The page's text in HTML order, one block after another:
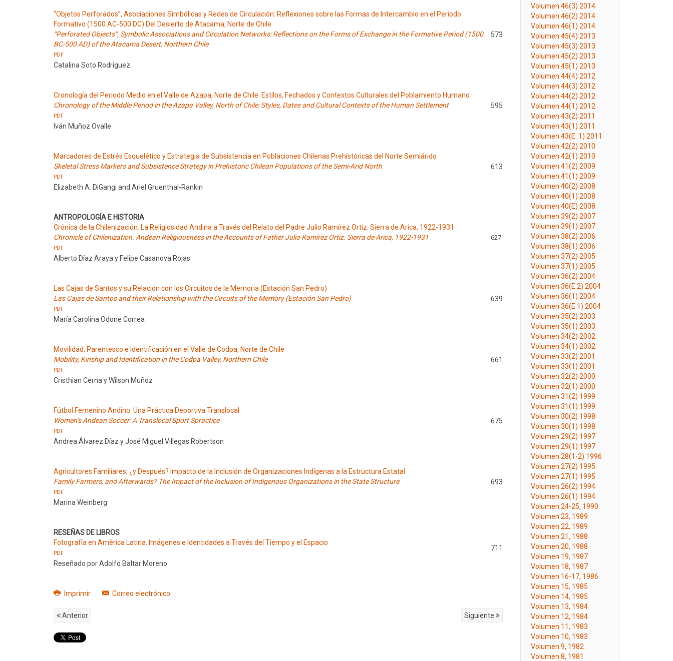
“Objetos Perforados”, Asociaciones Simbólicas y Redes de Circulación: Reflexiones sobre las Formas de Intercambio en el Periodo
Formativo (1500 AC-500 DC) Del Desierto de Atacama, Norte de Chile
“Perforated Objects”, Symbolic Associations and Circulation Networks: Reflections on the Forms of Exchange in the Formative Period (1500
BC-500 AD) of the Atacama Desert, Northern Chile
573
PDF
Catalina Soto Rodríguez
Cronología del Periodo Medio en el Valle de Azapa, Norte de Chile: Estilos, Fechados y Contextos Culturales del Poblamiento Humano
Chronology of the Middle Period in the Azapa Valley, North of Chile: Styles, Dates and Cultural Contexts of the Human Settlement
595
PDF
Iván Muñoz Ovalle
Marcadores de Estrés Esquelético y Estrategia de Subsistencia en Poblaciones Chilenas Prehistóricas del Norte Semiárido
Skeletal Stress Markers and Subsistence Strategy in Prehistoric Chilean Populations of the Semi-Arid North
613
PDF
Elizabeth A. DiGangi and Ariel Gruenthal-Rankin
ANTROPOLOGÍA E HISTORIA
Crónica de la Chilenización. La Religiosidad Andina a Través del Relato del Padre Julio Ramírez Ortiz. Sierra de Arica, 1922-1931
Chronicle of Chilenization. Andean Religiousness in the Accounts of Father Julio Ramírez Ortiz. Sierra de Arica, 1922-1931
627
PDF
Alberto Díaz Araya y Felipe Casanova Rojas
Las Cajas de Santos y su Relación con los Circuitos de la Memoria (Estación San Pedro)
Las Cajas de Santos and their Relationship with the Circuits of the Memory (Estación San Pedro)
639
PDF
María Carolina Odone Correa
Movilidad, Parentesco e Identificación en el Valle de Codpa, Norte de Chile
Mobility, Kinship and Identification in the Codpa Valley, Northern Chile
661
PDF
Cristhian Cerna y Wilson Muñoz
Fútbol Femenino Andino: Una Práctica Deportiva Translocal
Women’s Andean Soccer: A Translocal Sport Spractice
675
PDF
Andrea Álvarez Díaz y José Miguel Villegas Robertson
Agricultores Familiares, ¿y Después? Impacto de la Inclusión de Organizaciones Indígenas a la Estructura Estatal
Family Farmers, and Afterwards? The Impact of the Inclusion of Indigenous Organizations in the State Structure
693
PDF
Marina Weinberg
RESEÑAS DE LIBROS
Fotografía en América Latina. Imágenes e Identidades a Través del Tiempo y el Espacio
711
PDF
Reseñado por Adolfo Baltar Moreno
Imprimir Correo electrónico
Anterior Siguiente
Volumen 46(3) 2014
Volumen 46(2) 2014
Volumen 46(1) 2014
Volumen 45(4) 2013
Volumen 45(3) 2013
Volumen 45(2) 2013
Volumen 45(1) 2013
Volumen 44(4) 2012
Volumen 44(3) 2012
Volumen 44(2) 2012
Volumen 44(1) 2012
Volumen 43(2) 2011
Volumen 43(1) 2011
Volumen 43(E. 1) 2011
Volumen 42(2) 2010
Volumen 42(1) 2010
Volumen 41(2) 2009
Volumen 41(1) 2009
Volumen 40(2) 2008
Volumen 40(1) 2008
Volumen 40(E) 2008
Volumen 39(2) 2007
Volumen 39(1) 2007
Volumen 38(2) 2006
Volumen 38(1) 2006
Volumen 37(2) 2005
Volumen 37(1) 2005
Volumen 36(2) 2004
Volumen 36(E 2) 2004
Volumen 36(1) 2004
Volumen 36(E 1) 2004
Volumen 35(2) 2003
Volumen 35(1) 2003
Volumen 34(2) 2002
Volumen 34(1) 2002
Volumen 33(2) 2001
Volumen 33(1) 2001
Volumen 32(2) 2000
Volumen 32(1) 2000
Volumen 31(2) 1999
Volumen 31(1) 1999
Volumen 30(2) 1998
Volumen 30(1) 1998
Volumen 29(2) 1997
Volumen 29(1) 1997
Volumen 28(1-2) 1996
Volumen 27(2) 1995
Volumen 27(1) 1995
Volumen 26(2) 1994
Volumen 26(1) 1994
Volumen 24-25, 1990
Volumen 23, 1989
Volumen 22, 1989
Volumen 21, 1988
Volumen 20, 1988
Volumen 19, 1987
Volumen 18, 1987
Volumen 16-17, 1986
Volumen 15, 1985
Volumen 14, 1985
Volumen 13, 1984
Volumen 12, 1984
Volumen 11, 1983
Volumen 10, 1983
Volumen 9, 1982
Volumen 8, 1981